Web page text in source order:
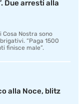
Due arresti alla
Cosa Nostra sono
“Paga 1500
finisce male”.
alla Noce, blitz